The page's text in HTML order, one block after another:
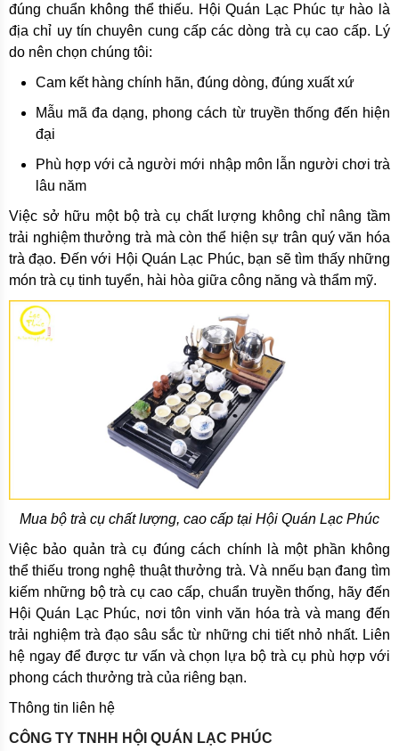
đúng chuẩn không thể thiếu. Hội Quán Lạc Phúc tự hào là
địa chỉ uy tín chuyên cung cấp các dòng trà cụ cao cấp. Lý
do nên chọn chúng tôi:
Cam kết hàng chính hãn, đúng dòng, đúng xuất xứ
Mẫu mã đa dạng, phong cách từ truyền thống đến hiện
đại
Phù hợp với cả người mới nhập môn lẫn người chơi trà
lâu năm
Việc sở hữu một bộ trà cụ chất lượng không chỉ nâng tầm
trải nghiệm thưởng trà mà còn thể hiện sự trân quý văn hóa
trà đạo. Đến với Hội Quán Lạc Phúc, bạn sẽ tìm thấy những
món trà cụ tinh tuyển, hài hòa giữa công năng và thẩm mỹ.
Mua bộ trà cụ chất lượng, cao cấp tại Hội Quán Lạc Phúc
Việc bảo quản trà cụ đúng cách chính là một phần không
thể thiếu trong nghệ thuật thưởng trà. Và nnếu bạn đang tìm
kiếm những bộ trà cụ cao cấp, chuẩn truyền thống, hãy đến
Hội Quán Lạc Phúc, nơi tôn vinh văn hóa trà và mang đến
trải nghiệm trà đạo sâu sắc từ những chi tiết nhỏ nhất. Liên
hệ ngay để được tư vấn và chọn lựa bộ trà cụ phù hợp với
phong cách thưởng trà của riêng bạn.
Thông tin liên hệ
CÔNG TY TNHH HỘI QUÁN LẠC PHÚC